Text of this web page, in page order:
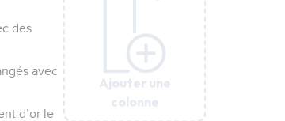
Ajouter une
colonne
des
avec
d’or le
Ajouter une
colonne
Ajouter une
colonne
Ajouter une
colonne
Ajouter une
colonne